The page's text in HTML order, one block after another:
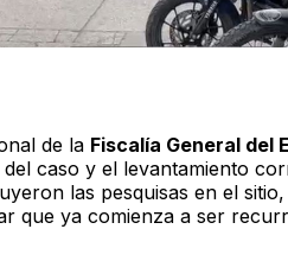
de la Fiscalía General del
del caso y el levantamiento
las pesquisas en el
que ya comienza a ser